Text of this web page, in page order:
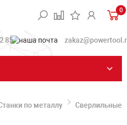
0
85
по металлу Сверлильные